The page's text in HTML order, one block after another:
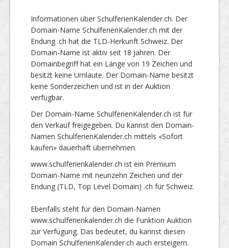
Informationen über SchulferienKalender.ch. Der
Domain-Name SchulferienKalender.ch mit der
Endung .ch hat die TLD-Herkunft Schweiz. Der
Domain-Name ist aktiv seit 18 Jahren. Der
Domainbegriff hat ein Länge von 19 Zeichen und
besitzt keine Umlaute. Der Domain-Name besitzt
keine Sonderzeichen und ist in der Auktion
verfügbar.
Der Domain-Name SchulferienKalender.ch ist für
den Verkauf freigegeben. Du kannst den Domain-
Namen SchulferienKalender.ch mittels «Sofort
kaufen» dauerhaft übernehmen.
www.schulferienkalender.ch ist ein Premium
Domain-Name mit neunzehn Zeichen und der
Endung (TLD, Top Level Domain) .ch für Schweiz.
Ebenfalls steht für den Domain-Namen
www.schulferienkalender.ch die Funktion Auktion
zur Verfügung. Das bedeutet, du kannst diesen
Domain SchulferienKalender.ch auch ersteigern.